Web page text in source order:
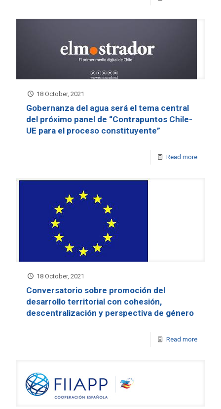
18 October, 2021
Gobernanza del agua será el tema central
del próximo panel de “Contrapuntos Chile-
UE para el proceso constituyente”
Read more
18 October, 2021
Conversatorio sobre promoción del
desarrollo territorial con cohesión,
descentralización y perspectiva de género
Read more